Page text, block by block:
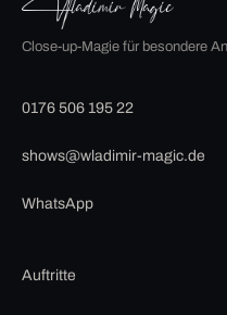
Close-up-Magie für besondere
0176 506 195 22
shows@wladimir-magic.de
WhatsApp
Auftritte